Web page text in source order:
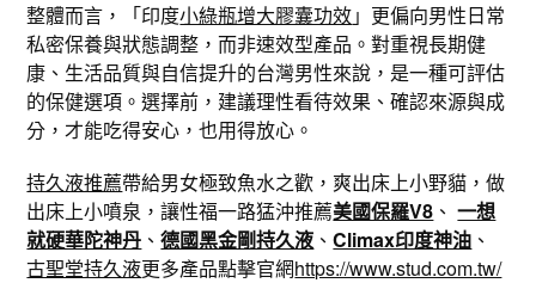
整體而言，「印度小綠瓶增大膠囊功效」更偏向男性日常
私密保養與狀態調整，而非速效型產品。對重視長期健
康、生活品質與自信提升的台灣男性來說，是一種可評估
的保健選項。選擇前，建議理性看待效果、確認來源與成
分，才能吃得安心，也用得放心。
持久液推薦帶給男女極致魚水之歡，爽出床上小野貓，做
出床上小噴泉，讓性福一路猛沖推薦美國保羅V8 、一想
就硬華陀神丹 、德國黑金剛持久液 、Climax印度神油 、
古聖堂持久液更多產品點擊官網https://www.stud.com.tw/